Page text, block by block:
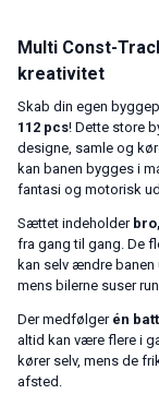
Multi Const-
kreativitet
Skab din egen
112 pcs! Dette store
designe, samle og
kan banen bygges i
fantasi og motorisk
Sættet indeholder
fra gang til gang. De
kan selv ændre banen
mens bilerne suser
Der medfølger én
altid kan være flere i
kører selv, mens de
afsted.